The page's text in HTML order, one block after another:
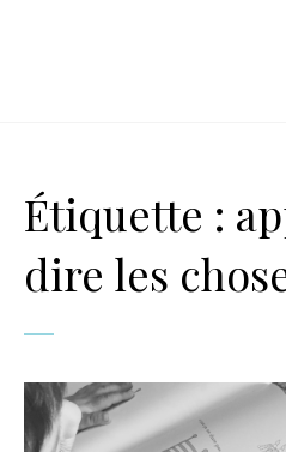
Étiquette :
dire les